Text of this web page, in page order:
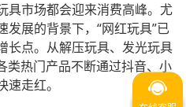
具市场都会迎来消费高峰。尤
展的背景下，“网红玩具”已
长点。从解压玩具、发光玩具
类热门产品不断通过抖音、小
走红。